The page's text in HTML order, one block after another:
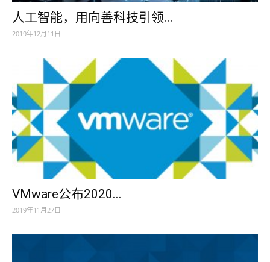
人工智能，用向善科技引领...
2019年12月11日
VMware公布2020...
2019年11月27日